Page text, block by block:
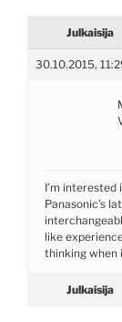
Julkaisija
30.10.2015,
I’m interested
Panasonic’s
like
thinking when
Julkaisija